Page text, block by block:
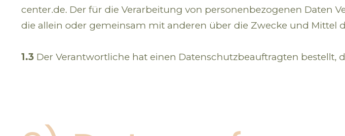
center.de. Der für die Verarbeitung von personenbezogenen Daten
die allein oder gemeinsam mit anderen über die Zwecke und Mittel
1.3 Der Verantwortliche hat einen Datenschutzbeauftragten bestellt,